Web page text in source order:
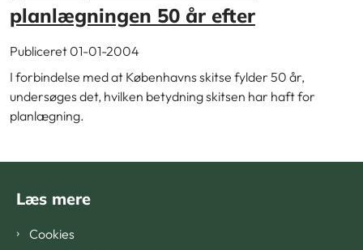
planlægningen 50 år efter
Publiceret 01-01-2004
I forbindelse med at Københavns skitse fylder 50 år,
undersøges det, hvilken betydning skitsen har haft for
planlægning.
Læs mere
Cookies